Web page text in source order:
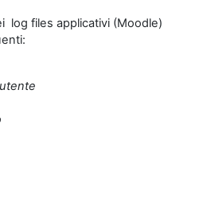
log files applicativi (Moodle)